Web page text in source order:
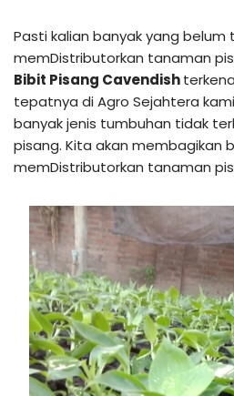
Pasti kalian banyak yang
memDistributorkan tanaman
Bibit Pisang Cavendish
tepatnya di Agro Sejahtera
banyak jenis tumbuhan tidak
pisang. Kita akan membagikan
memDistributorkan tanaman